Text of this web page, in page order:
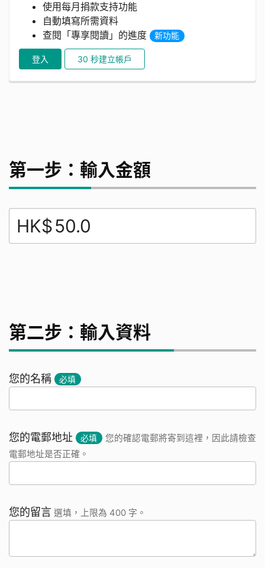
使用每月捐款支持功能
自動填寫所需資料
查閱「專享閱讀」的進度
新功能
登入 30 秒建立帳戶
第一步：輸入金額
HK$
第二步：輸入資料
您的名稱 必填
您的電郵地址 必填
您的確認電郵將寄到這裡，因此請檢查
電郵地址是否正確。
您的留言 選填，上限為 400 字。